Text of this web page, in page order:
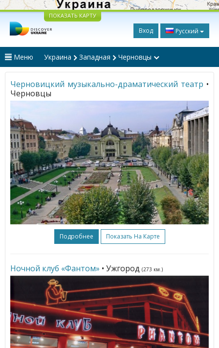
ПОКАЗАТЬ КАРТУ
Вход Русский
Меню Украина Западная Черновцы
Черновицкий музыкально-драматический театр •
Черновцы
Подробнее Показать На Карте
Ночной клуб «Фантом» • Ужгород (273 км.)